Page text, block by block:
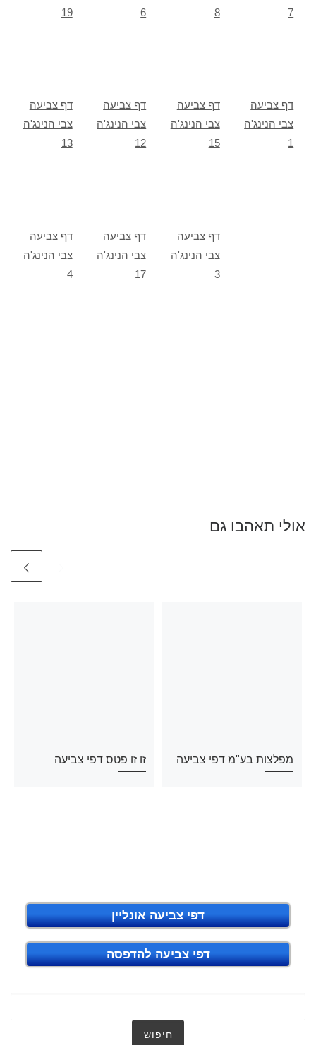
19
6
8
7
דף צביעה
צבי הנינג'ה
13
דף צביעה
צבי הנינג'ה
12
דף צביעה
צבי הנינג'ה
15
דף צביעה
צבי הנינג'ה
1
דף צביעה
צבי הנינג'ה
4
דף צביעה
צבי הנינג'ה
17
דף צביעה
צבי הנינג'ה
3
אולי תאהבו גם
מפלצות בע"מ דפי צביעה זו זו פטס דפי צביעה
דפי צביעה אונליין
דפי צביעה להדפסה